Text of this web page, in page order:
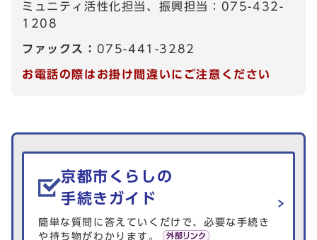
ミュニティ活性化担当、振興担当：075-432-
1208
ファックス： 075-441-3282
お電話の際はお掛け間違いにご注意ください
生活情報を探す
京都市くらしの
手続きガイド
簡単な質問に答えていくだけで、必要な手続き
や持ち物がわかります。